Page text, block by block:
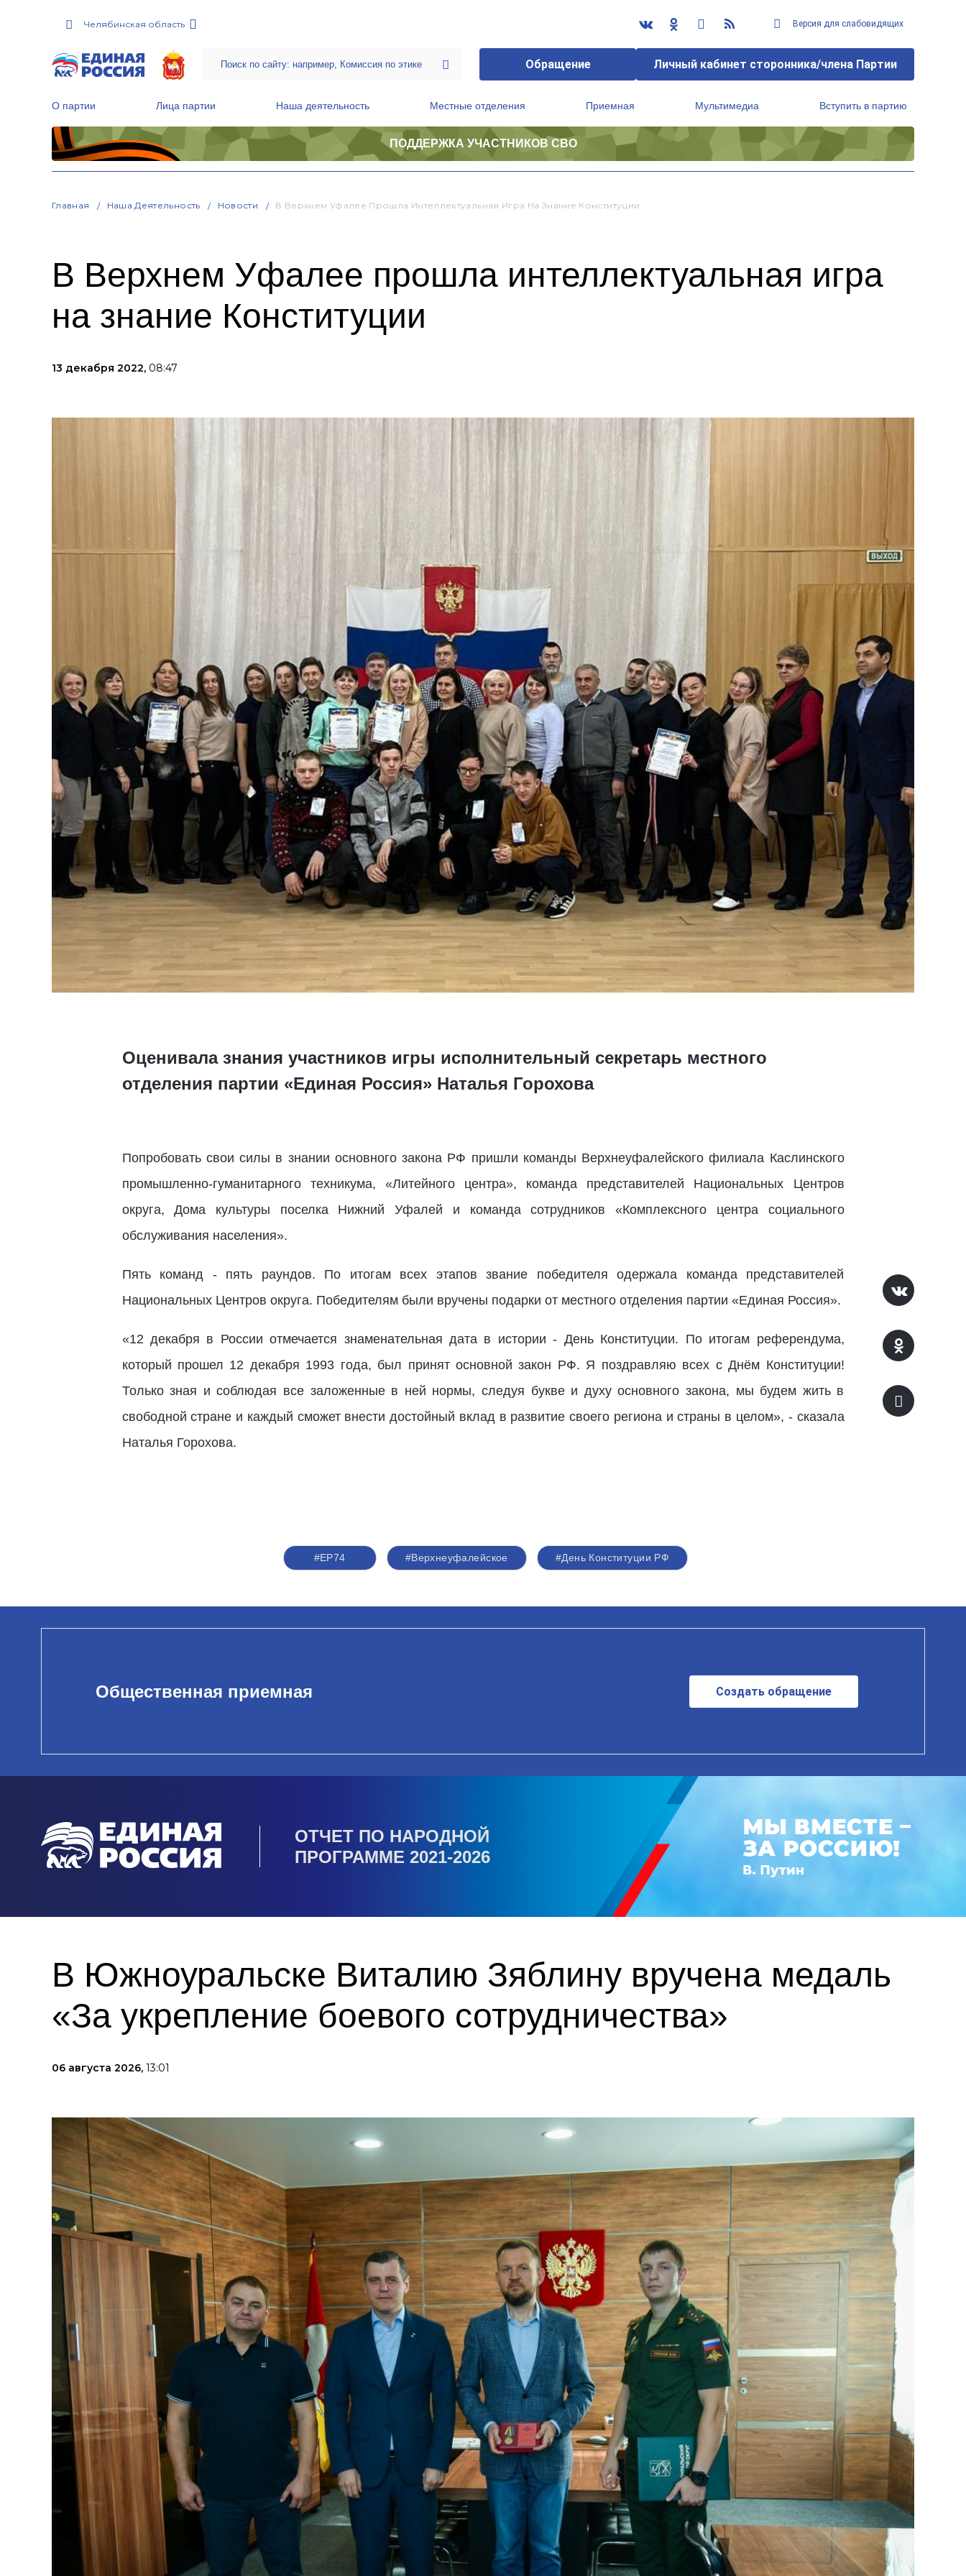
Челябинская область Версия для слабовидящих
Обращение Личный кабинет сторонника/члена Партии
О партии Лица партии Наша деятельность Местные отделения Приемная Мультимедиа Вступить в партию
ПОДДЕРЖКА УЧАСТНИКОВ СВО
Главная Наша Деятельность Новости В Верхнем Уфалее Прошла Интеллектуальная Игра На Знание Конституции
В Верхнем Уфалее прошла интеллектуальная игра
на знание Конституции
13 декабря 2022, 08:47
Оценивала знания участников игры исполнительный секретарь местного
отделения партии «Единая Россия» Наталья Горохова
Попробовать свои силы в знании основного закона РФ пришли команды Верхнеуфалейского филиала Каслинского
промышленно-гуманитарного техникума, «Литейного центра», команда представителей Национальных Центров
округа, Дома культуры поселка Нижний Уфалей и команда сотрудников «Комплексного центра социального
обслуживания населения».
Пять команд - пять раундов. По итогам всех этапов звание победителя одержала команда представителей
Национальных Центров округа. Победителям были вручены подарки от местного отделения партии «Единая Россия».
«12 декабря в России отмечается знаменательная дата в истории - День Конституции. По итогам референдума,
который прошел 12 декабря 1993 года, был принят основной закон РФ. Я поздравляю всех с Днём Конституции!
Только зная и соблюдая все заложенные в ней нормы, следуя букве и духу основного закона, мы будем жить в
свободной стране и каждый сможет внести достойный вклад в развитие своего региона и страны в целом», - сказала
Наталья Горохова.
#ЕР74 #Верхнеуфалейское #День Конституции РФ
Общественная приемная Создать обращение
ОТЧЕТ ПО НАРОДНОЙ
ПРОГРАММЕ 2021-2026
В Южноуральске Виталию Зяблину вручена медаль
«За укрепление боевого сотрудничества»
06 августа 2026, 13:01